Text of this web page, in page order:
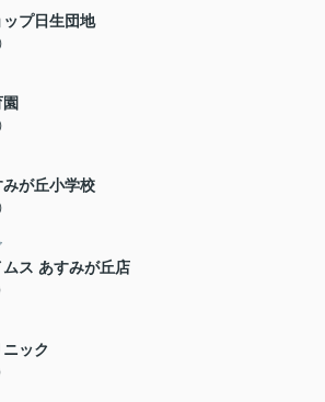
プ日生団地
が丘小学校
ムス あすみが丘店
ック